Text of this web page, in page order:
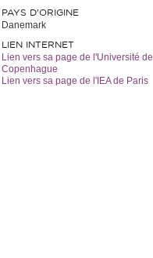
PAYS D'ORIGINE
Danemark
LIEN INTERNET
Lien vers sa page de l'Université de
Copenhague
Lien vers sa page de l'IEA de Paris